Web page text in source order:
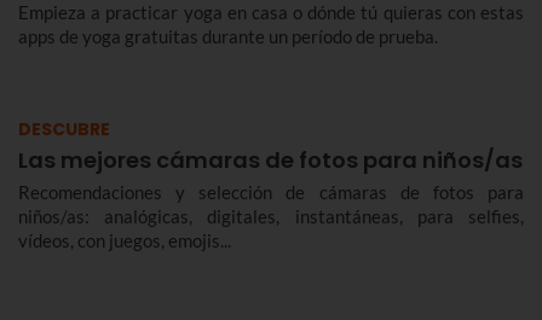
Empieza a practicar yoga en casa o dónde tú quieras con estas
apps de yoga gratuitas durante un período de prueba.
DESCUBRE
Las mejores cámaras de fotos para niños/as
Recomendaciones y selección de cámaras de fotos para
niños/as: analógicas, digitales, instantáneas, para selfies,
vídeos, con juegos, emojis...